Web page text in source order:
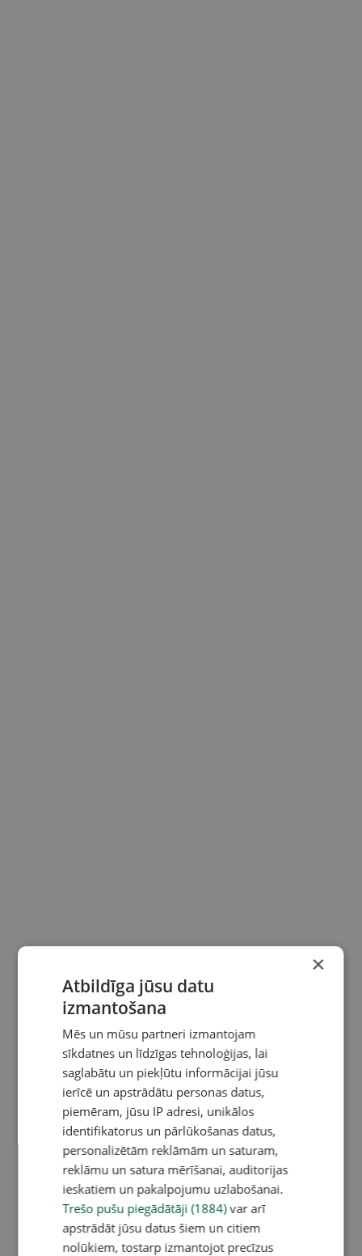
×
Atbildīga jūsu datu
izmantošana
Mēs un mūsu partneri izmantojam
sīkdatnes un līdzīgas tehnoloģijas, lai
saglabātu un piekļūtu informācijai jūsu
ierīcē un apstrādātu personas datus,
piemēram, jūsu IP adresi, unikālos
identifikatorus un pārlūkošanas datus,
personalizētām reklāmām un saturam,
reklāmu un satura mērīšanai, auditorijas
ieskatiem un pakalpojumu uzlabošanai.
Trešo pušu piegādātāji (1884)var arī
apstrādāt jūsu datus šiem un citiem
nolūkiem, tostarp izmantojot precīzus